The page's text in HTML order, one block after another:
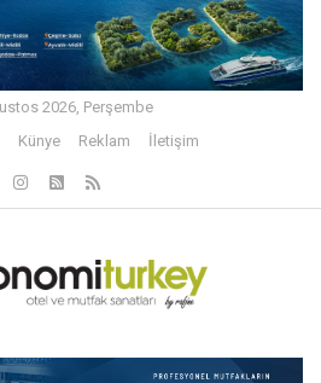
2026, Perşembe
Künye Reklam İletişim